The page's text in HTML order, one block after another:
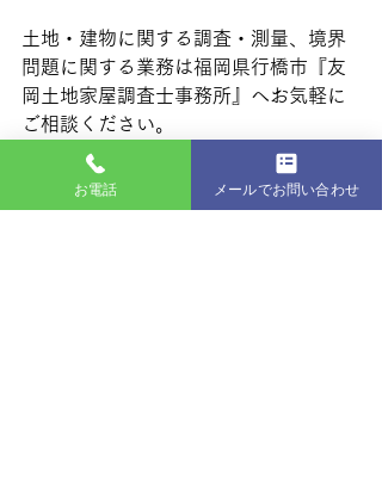
土地・建物に関する調査・測量、境界
問題に関する業務は福岡県行橋市『友
岡土地家屋調査士事務所』へお気軽に
ご相談ください。
※土地家屋調査士は出張等で事務所不
在の場合がありますので、なるべく事
お電話 メールでお問い合わせ